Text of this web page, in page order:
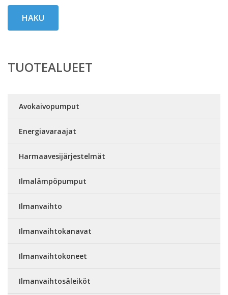
HAKU
TUOTEALUEET
Avokaivopumput
Energiavaraajat
Harmaavesijärjestelmät
Ilmalämpöpumput
Ilmanvaihto
Ilmanvaihtokanavat
Ilmanvaihtokoneet
Ilmanvaihtosäleiköt